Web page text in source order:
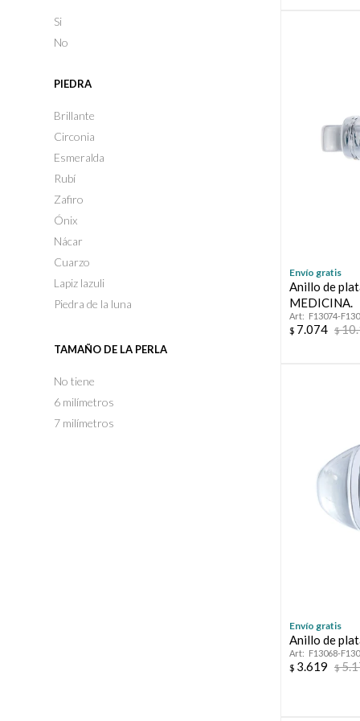
Envío gratis
Anillo de
MEDICINA.
F13074-
$ 7.074 $
Envío gratis
Anillo de
F13068-
$ 3.619 $
Si
No
PIEDRA
Brillante
Circonia
Esmeralda
Rubí
Zafiro
Ónix
Nácar
Cuarzo
Lapiz lazuli
Piedra de la luna
TAMAÑO DE LA PERLA
No tiene
6 milímetros
7 milímetros